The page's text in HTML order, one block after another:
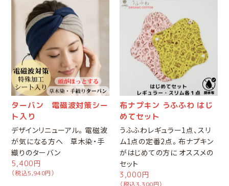
ターバン 電磁波対策シー
ト入り
デザインリニューアル。電磁波
が気になる方へ 草木染・手
織りのターバン
5,400円
（税込5,940円）
布ナプキン うふふわ はじ
めてセット
うふふわレギュラー1点、スリ
ム1点の定番2点。布ナプキン
がはじめての方に オススメの
セット
3,000円
（税込3,300円）